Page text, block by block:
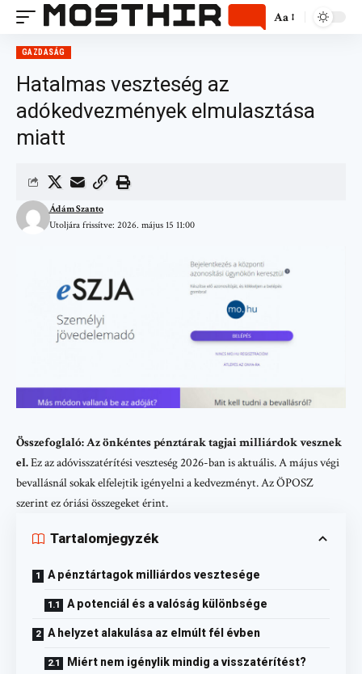
Aa
GAZDASÁG
Hatalmas veszteség az
adókedvezmények elmulasztása
miatt
Utoljára frissítve: 2026. május 15 11:00
Ádám Szanto
Összefoglaló: Az önkéntes pénztárak tagjai milliárdok vesznek
el.Ez az adóvisszatérítési veszteség 2026-ban is aktuális. A május végi
bevallásnál sokak elfelejtik igényelni a kedvezményt. Az ÖPOSZ
szerint ez óriási összegeket érint.
Tartalomjegyzék
A pénztártagok milliárdos vesztesége
A potenciál és a valóság különbsége
A helyzet alakulása az elmúlt fél évben
Miért nem igénylik mindig a visszatérítést?